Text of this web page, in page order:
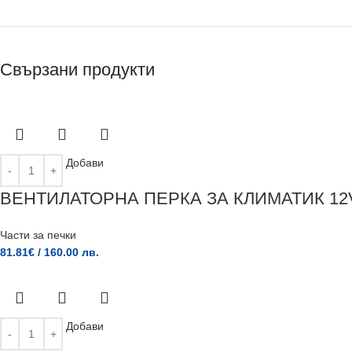
Свързани продукти
Добави
ВЕНТИЛАТОРНА ПЕРКА ЗА КЛИМАТИК
Части за печки
81.81€ / 160.00 лв.
Добави